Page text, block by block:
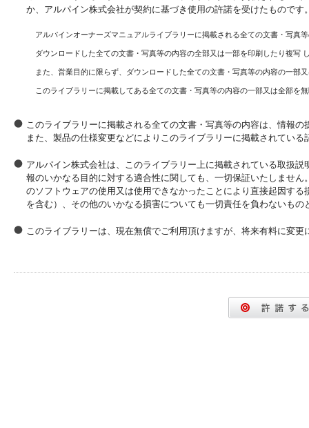
か、アルパイン株式会社が契約に基づき使用の許諾を受けたもので
アルパインオーナーズマニュアルライブラリーに掲載される全ての文書・写真
ダウンロードした全ての文書・写真等の内容の全部又は一部を印刷したり複写
また、営業目的に限らず、ダウンロードした全ての文書・写真等の内容の一
このライブラリーに掲載してある全ての文書・写真等の内容の一部又は全部を
このライブラリーに掲載される全ての文書・写真等の内容は、情報
また、製品の仕様変更などによりこのライブラリーに掲載されてい
アルパイン株式会社は、このライブラリー上に掲載されている取扱
報のいかなる目的に対する適合性に関しても、一切保証いたしませ
のソフトウェアの使用又は使用できなかったことにより直接起因す
を含む）、その他のいかなる損害についても一切責任を負わないもの
このライブラリーは、現在無償でご利用頂けますが、将来有料に変